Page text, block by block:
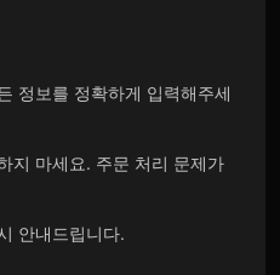
정보를 정확하게 입력해주세
지 마세요. 주문 처리 문제가
안내드립니다.